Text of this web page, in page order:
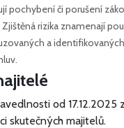
pochybení či porušení
rizika znamenají
a
od 17.12.2025
skutečných majitelů.